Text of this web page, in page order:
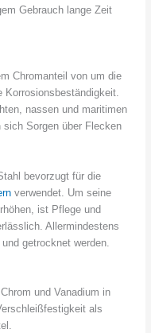
Gebrauch lange Zeit
Chromanteil von um die
Korrosionsbeständigkeit.
nassen und maritimen
sich Sorgen über Flecken
bevorzugt für die
verwendet. Um seine
ist Pflege und
Allermindestens
getrocknet werden.
und Vanadium in
als